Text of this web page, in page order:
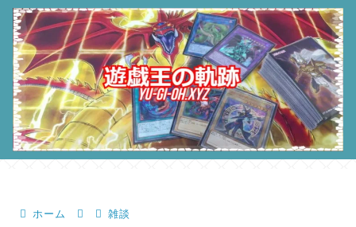
ホーム 雑談